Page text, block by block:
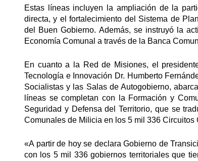
Estas líneas incluyen la ampliación de la
directa, y el fortalecimiento del Sistema de
del Buen Gobierno. Además, se instruyó la
Economía Comunal a través de la Banca
En cuanto a la Red de Misiones, el
Tecnología e Innovación Dr. Humberto
Socialistas y las Salas de Autogobierno,
líneas se completan con la Formación y
Seguridad y Defensa del Territorio, que se
Comunales de Milicia en los 5 mil 336 Circuitos
«A partir de hoy se declara Gobierno de
con los 5 mil 336 gobiernos territoriales que